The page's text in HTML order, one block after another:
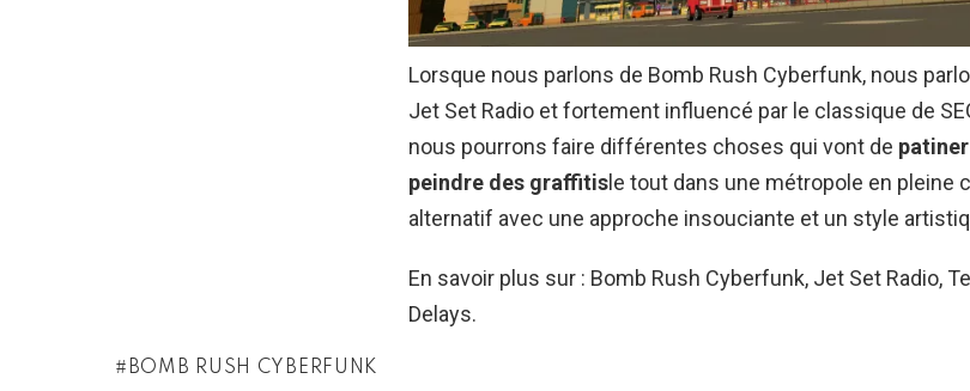
Lorsque nous parlons de Bomb Rush Cyberfunk, nous
Jet Set Radio et fortement influencé par le classique de
nous pourrons faire différentes choses qui vont de
peindre des graffitis le tout dans une métropole en pleine
alternatif avec une approche insouciante et un style
En savoir plus sur : Bomb Rush Cyberfunk, Jet Set Radio,
Delays.
BOMB RUSH CYBERFUNK